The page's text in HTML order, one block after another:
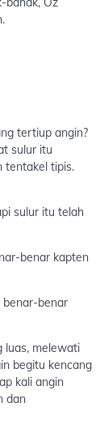
tertiup angin?
sulur itu
tentakel tipis.
sulur itu telah
benar kapten
benar
luas, melewati
begitu kencang
kali angin
dan